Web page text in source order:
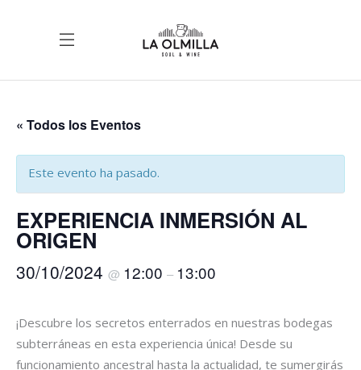
« Todos los Eventos
Este evento ha pasado.
EXPERIENCIA INMERSIÓN AL
ORIGEN
30/10/2024 @ 12:00 – 13:00
¡Descubre los secretos enterrados en nuestras bodegas
subterráneas en esta experiencia única! Desde su
funcionamiento ancestral hasta la actualidad, te sumergirás